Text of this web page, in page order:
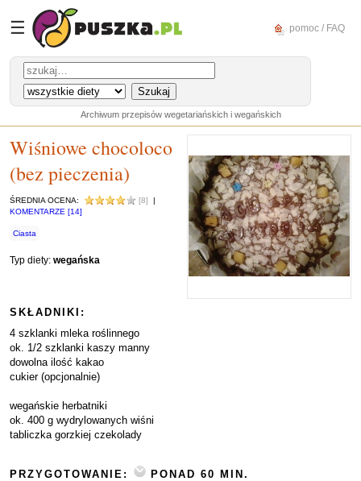
☰ pomoc / FAQ
Archiwum przepisów wegetariańskich i wegańskich
Wiśniowe chocoloco
(bez pieczenia)
ŚREDNIA OCENA: [8]
|
KOMENTARZE [14]
Ciasta
Typ diety: wegańska
SKŁADNIKI:
4 szklanki mleka roślinnego
ok. 1/2 szklanki kaszy manny
dowolna ilość kakao
cukier (opcjonalnie)
wegańskie herbatniki
ok. 400 g wydrylowanych wiśni
tabliczka gorzkiej czekolady
PRZYGOTOWANIE:
PONAD 60 MIN.